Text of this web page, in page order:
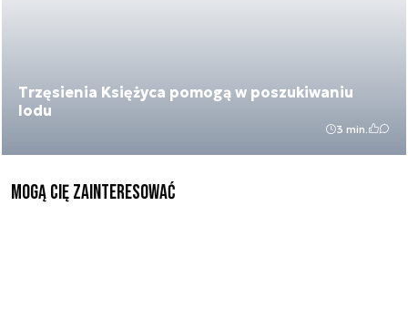
Trzęsienia Księżyca pomogą w poszukiwaniu
lodu
3 min.
Mogą Cię zainteresować